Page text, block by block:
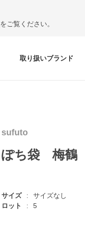
をご覧ください。
取り扱いブランド
sufuto
ぽち袋 梅鶴
サイズ
サイズなし
ロット
5